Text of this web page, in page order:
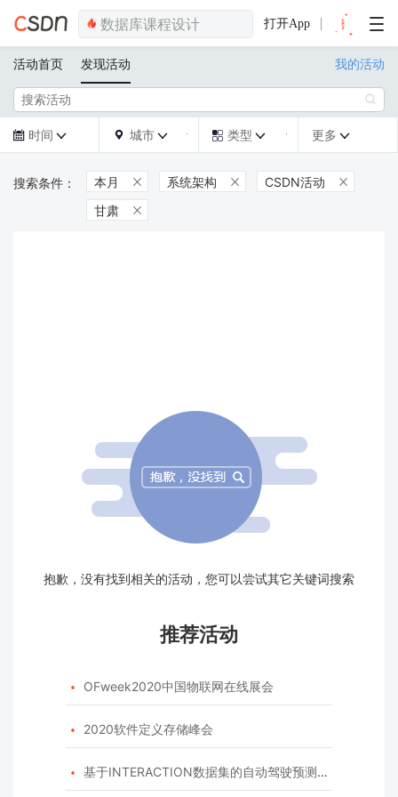
打开App
活动首页 发现活动 我的活动

 时间   城市   类型  更多 
本月  系统架构  CSDN活动 
甘肃 
抱歉，没有找到相关的活动，您可以尝试其它关键词搜索
推荐活动
 OFweek2020中国物联网在线展会
 2020软件定义存储峰会
 基于INTERACTION数据集的自动驾驶预测模型挑战赛